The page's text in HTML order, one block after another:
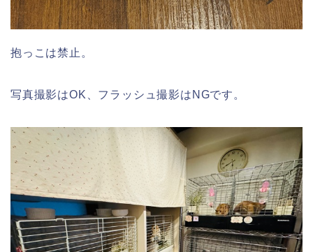
抱っこは禁止。
写真撮影はOK、フラッシュ撮影はNGです。